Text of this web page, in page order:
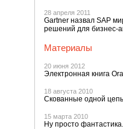
28 апреля 2011
Gartner назвал SAP
решений для бизнес-
Материалы
20 июня 2012
Электронная книга
18 августа 2010
Скованные одной
15 марта 2010
Ну просто